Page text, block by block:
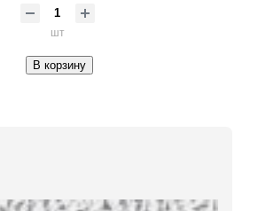
шт
В корзину